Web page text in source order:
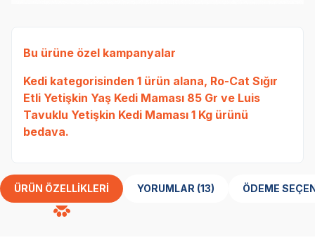
Bu ürüne özel kampanyalar
Kedi kategorisinden 1 ürün alana, Ro-Cat Sığır
Etli Yetişkin Yaş Kedi Maması 85 Gr ve Luis
Tavuklu Yetişkin Kedi Maması 1 Kg ürünü
bedava.
ÜRÜN ÖZELLIKLERI YORUMLAR (13) ÖDEME